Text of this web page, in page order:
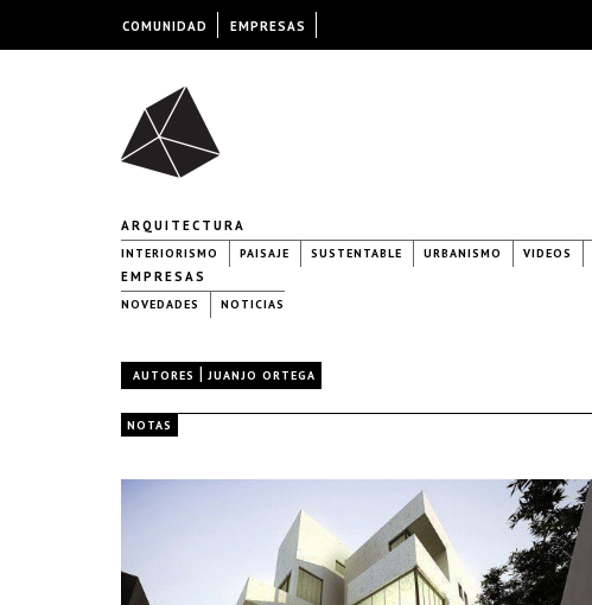
ARQUITECTURA
INTERIORISMO PAISAJE SUSTENTABLE URBANISMO VIDEOS
EMPRESAS
NOVEDADES NOTICIAS
AUTORES | JUANJO ORTEGA
NOTAS
COMUNIDAD EMPRESAS